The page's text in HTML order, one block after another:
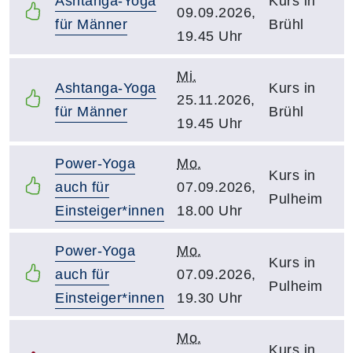
für Männer
09.09.2026,
19.45 Uhr
Brühl
Ashtanga-Yoga
für Männer
Mi.
25.11.2026,
19.45 Uhr
Kurs in
Brühl
Power-Yoga
auch für
Einsteiger*innen
Mo.
07.09.2026,
18.00 Uhr
Kurs in
Pulheim
Power-Yoga
auch für
Einsteiger*innen
Mo.
07.09.2026,
19.30 Uhr
Kurs in
Pulheim
Mo.
Kurs in